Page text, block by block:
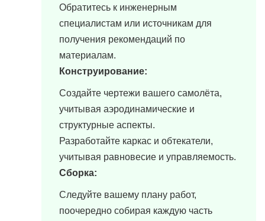
Обратитесь к инженерным
специалистам или источникам для
получения рекомендаций по
материалам.
Конструирование:
Создайте чертежи вашего самолёта,
учитывая аэродинамические и
структурные аспекты.
Разработайте каркас и обтекатели,
учитывая равновесие и управляемость.
Сборка:
Следуйте вашему плану работ,
поочередно собирая каждую часть